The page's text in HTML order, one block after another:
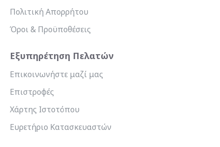
Πολιτική Απορρήτου
Όροι & Προϋποθέσεις
Εξυπηρέτηση Πελατών
Επικοινωνήστε μαζί μας
Επιστροφές
Χάρτης Ιστοτόπου
Ευρετήριο Κατασκευαστών